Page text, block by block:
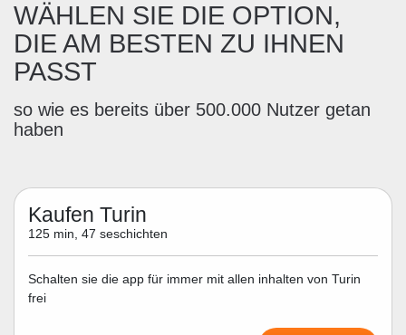
WÄHLEN SIE DIE OPTION,
DIE AM BESTEN ZU IHNEN
PASST
so wie es bereits über 500.000 Nutzer getan
haben
Kaufen Turin
125 min, 47 seschichten
Schalten sie die app für immer mit allen inhalten von Turin
frei